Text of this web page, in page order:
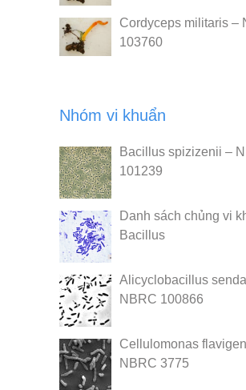
Cordyceps militaris –
103760
Nhóm vi khuẩn
Bacillus spizizenii –
101239
Danh sách chủng vi
Bacillus
Alicyclobacillus
NBRC 100866
Cellulomonas
NBRC 3775